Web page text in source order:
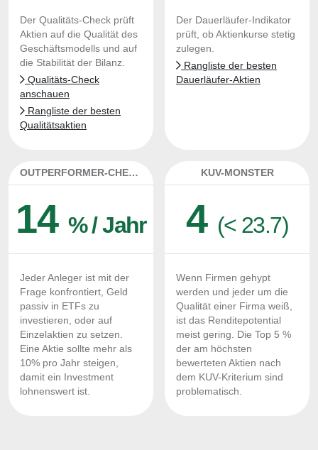
Der Qualitäts-Check prüft
Aktien auf die Qualität des
Geschäftsmodells und auf
die Stabilität der Bilanz.
Qualitäts-Check
anschauen
Rangliste der besten
Qualitätsaktien
Der Dauerläufer-Indikator
prüft, ob Aktienkurse stetig
zulegen.
Rangliste der besten
Dauerläufer-Aktien
OUTPERFORMER-CHECK
14 % / Jahr
Jeder Anleger ist mit der
Frage konfrontiert, Geld
passiv in ETFs zu
investieren, oder auf
Einzelaktien zu setzen.
Eine Aktie sollte mehr als
10% pro Jahr steigen,
damit ein Investment
lohnenswert ist.
KUV-MONSTER
4 (< 23.7)
Wenn Firmen gehypt
werden und jeder um die
Qualität einer Firma weiß,
ist das Renditepotential
meist gering. Die Top 5 %
der am höchsten
bewerteten Aktien nach
dem KUV-Kriterium sind
problematisch.